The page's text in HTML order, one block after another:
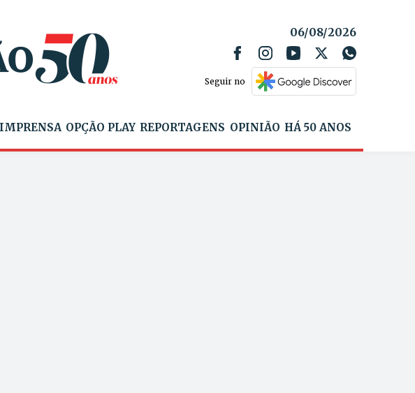
06/08/2026
Seguir no
IMPRENSA OPÇÃO PLAY REPORTAGENS OPINIÃO HÁ 50 ANOS